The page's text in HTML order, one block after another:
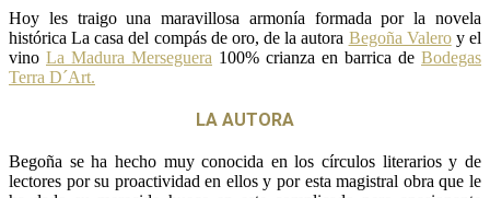
Hoy les traigo una maravillosa armonía formada por la novela
histórica La casa del compás de oro, de la autora Begoña Valeroy el
vino La Madura Merseguera 100% crianza en barrica de Bodegas
Terra D´Art.
LA AUTORA
Begoña se ha hecho muy conocida en los círculos literarios y de
lectores por su proactividad en ellos y por esta magistral obra que le